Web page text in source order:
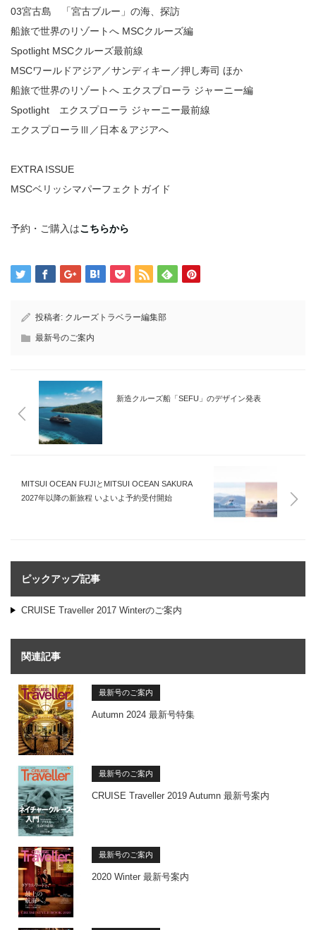
03宮古島 「宮古ブルー」の海、探訪
船旅で世界のリゾートへ MSCクルーズ編
Spotlight MSCクルーズ最前線
MSCワールドアジア／サンディキー／押し寿司 ほか
船旅で世界のリゾートへ エクスプローラ ジャーニー編
Spotlight エクスプローラ ジャーニー最前線
エクスプローラⅢ／日本＆アジアへ
EXTRA ISSUE
MSCベリッシマパーフェクトガイド
予約・ご購入はこちらから
投稿者: クルーズトラベラー編集部
最新号のご案内
新造クルーズ船「SEFU」のデザイン発表
MITSUI OCEAN FUJIとMITSUI OCEAN SAKURA
2027年以降の新旅程 いよいよ予約受付開始
ピックアップ記事
CRUISE Traveller 2017 Winterのご案内
関連記事
最新号のご案内
Autumn 2024 最新号特集
最新号のご案内
CRUISE Traveller 2019 Autumn 最新号案内
最新号のご案内
2020 Winter 最新号案内